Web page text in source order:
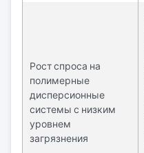
Рост спроса на
полимерные
дисперсионные
системы с низким
уровнем
загрязнения